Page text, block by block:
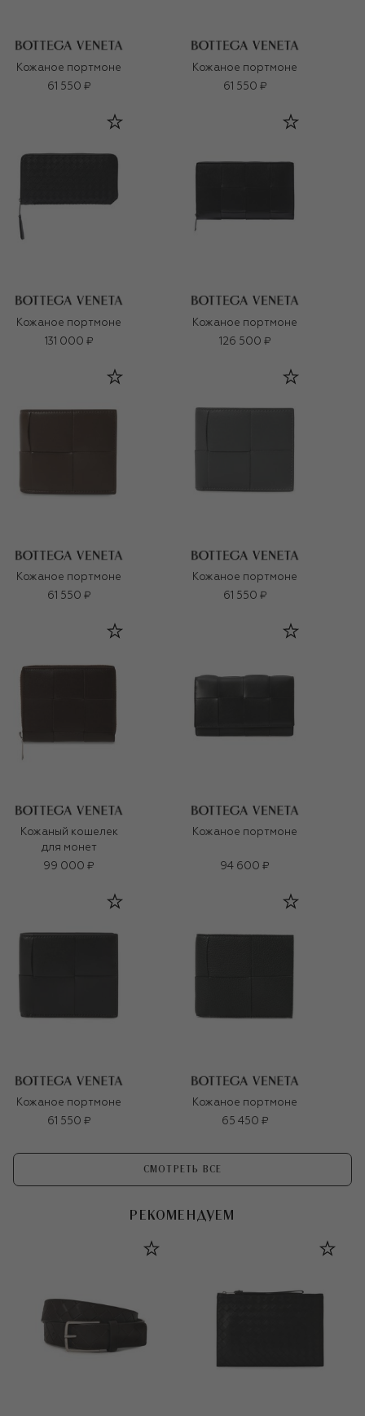
Кожаное портмоне
61 550 ₽
Кожаное портмоне
61 550 ₽
Кожаное портмоне
131 000 ₽
Кожаное портмоне
126 500 ₽
Кожаное портмоне
61 550 ₽
Кожаное портмоне
61 550 ₽
Кожаный кошелек
для монет
99 000 ₽
Кожаное портмоне
94 600 ₽
Кожаное портмоне
61 550 ₽
Кожаное портмоне
65 450 ₽
СМОТРЕТЬ ВСЕ
РЕКОМЕНДУЕМ